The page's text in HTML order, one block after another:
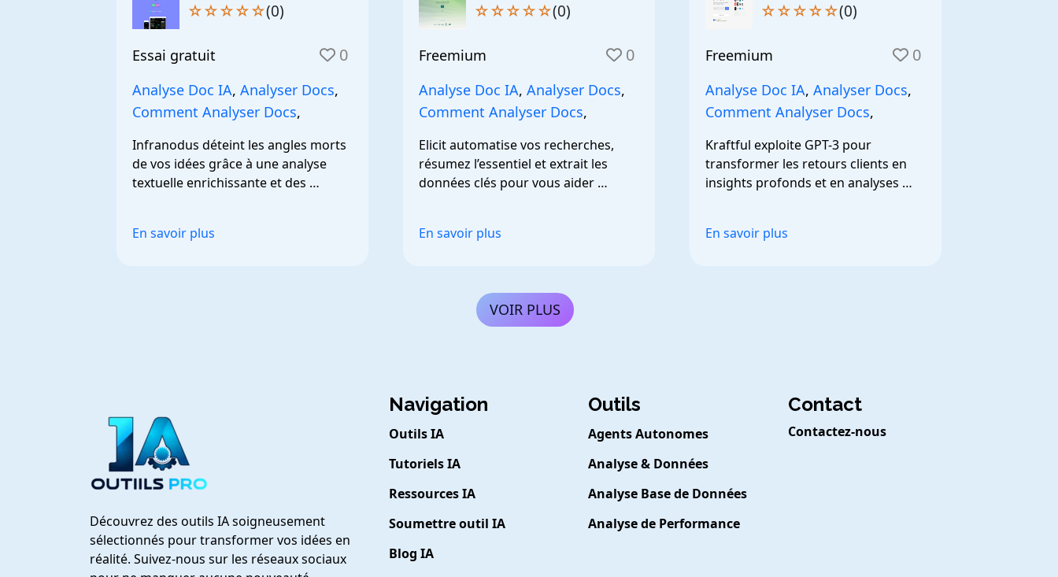
☆☆☆☆☆(0)
Essai gratuit 0
Analyse Doc IA, Analyser Docs,
Comment Analyser Docs,
Infranodus déteint les angles morts
de vos idées grâce à une analyse
textuelle enrichissante et des
En savoir plus
☆☆☆☆☆(0)
Freemium 0
Analyse Doc IA, Analyser Docs,
Comment Analyser Docs,
Elicit automatise vos recherches,
résumez l’essentiel et extrait les
données clés pour vous aider
En savoir plus
☆☆☆☆☆(0)
Freemium 0
Analyse Doc IA, Analyser Docs,
Comment Analyser Docs,
Kraftful exploite GPT-3 pour
transformer les retours clients en
insights profonds et en analyses
En savoir plus
VOIR PLUS
Découvrez des outils IA soigneusement
sélectionnés pour transformer vos idées en
réalité. Suivez-nous sur les réseaux sociaux
Navigation
Outils IA
Tutoriels IA
Ressources IA
Soumettre outil IA
Blog IA
Outils
Agents Autonomes
Analyse & Données
Analyse Base de Données
Analyse de Performance
Contact
Contactez-nous